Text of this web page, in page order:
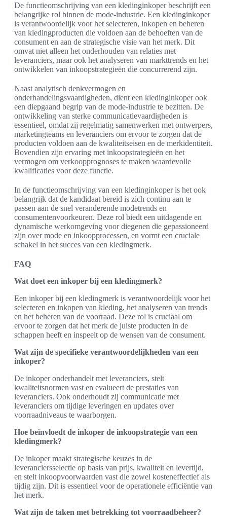
De functieomschrijving van een kledinginkoper beschrijft een
belangrijke rol binnen de mode-industrie. Een kledinginkoper
is verantwoordelijk voor het selecteren, inkopen en beheren
van kledingproducten die voldoen aan de behoeften van de
consument en aan de strategische visie van het merk. Dit
omvat niet alleen het onderhouden van relaties met
leveranciers, maar ook het analyseren van markttrends en het
ontwikkelen van inkoopstrategieën die concurrerend zijn.
Naast analytisch denkvermogen en
onderhandelingsvaardigheden, dient een kledinginkoper ook
een diepgaand begrip van de mode-industrie te bezitten. De
ontwikkeling van sterke communicatievaardigheden is
essentieel, omdat zij regelmatig samenwerken met ontwerpers,
marketingteams en leveranciers om ervoor te zorgen dat de
producten voldoen aan de kwaliteitseisen en de merkidentiteit.
Bovendien zijn ervaring met inkoopstrategieën en het
vermogen om verkoopprognoses te maken waardevolle
kwalificaties voor deze functie.
In de functieomschrijving van een kledinginkoper is het ook
belangrijk dat de kandidaat bereid is zich continu aan te
passen aan de snel veranderende modetrends en
consumentenvoorkeuren. Deze rol biedt een uitdagende en
dynamische werkomgeving voor diegenen die gepassioneerd
zijn over mode en inkoopprocessen, en vormt een cruciale
schakel in het succes van een kledingmerk.
FAQ
Wat doet een inkoper bij een kledingmerk?
Een inkoper bij een kledingmerk is verantwoordelijk voor het
selecteren en inkopen van kleding, het analyseren van trends
en het beheren van de voorraad. Deze rol is cruciaal om
ervoor te zorgen dat het merk de juiste producten in de
schappen heeft en inspeelt op de wensen van de consument.
Wat zijn de specifieke verantwoordelijkheden van een
inkoper?
De inkoper onderhandelt met leveranciers, stelt
kwaliteitsnormen vast en evalueert de prestaties van
leveranciers. Ook onderhoudt zij communicatie met
leveranciers om tijdige leveringen en updates over
voorraadniveaus te waarborgen.
Hoe beïnvloedt de inkoper de inkoopstrategie van een
kledingmerk?
De inkoper maakt strategische keuzes in de
leveranciersselectie op basis van prijs, kwaliteit en levertijd,
en stelt inkoopvoorwaarden vast die zowel kosteneffectief als
tijdig zijn. Dit is essentieel voor de operationele efficiëntie van
het merk.
Wat zijn de taken met betrekking tot voorraadbeheer?